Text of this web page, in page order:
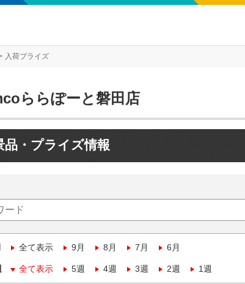
入荷プライズ
ららぽーと磐田店
品・プライズ情報
全て表示 9月 8月 7月 6月
全て表示 5週 4週 3週 2週 1週